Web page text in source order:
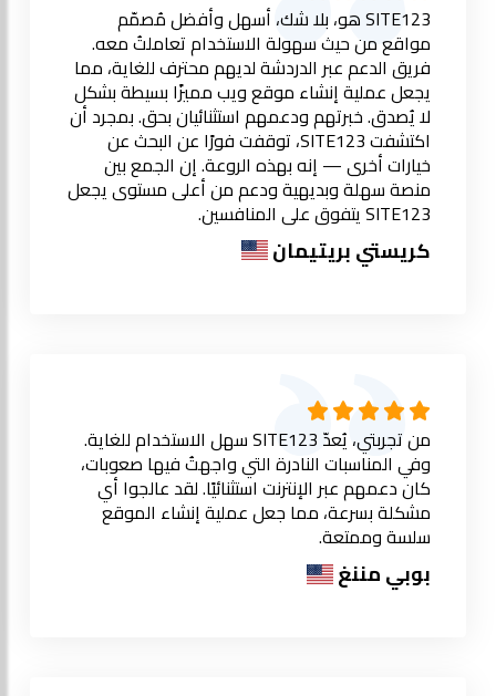
SITE123 هو، بلا شك، أسهل وأفضل مُصمّم
مواقع من حيث سهولة الاستخدام تعاملتُ معه.
فريق الدعم عبر الدردشة لديهم محترف للغاية، مما
يجعل عملية إنشاء موقع ويب مميزًا بسيطة بشكل
لا يُصدق. خبرتهم ودعمهم استثنائيان بحق. بمجرد أن
اكتشفت SITE123، توقفت فورًا عن البحث عن
خيارات أخرى — إنه بهذه الروعة. إن الجمع بين
منصة سهلة وبديهية ودعم من أعلى مستوى يجعل
SITE123 يتفوق على المنافسين.
كريستي بريتيمان
من تجربتي، يُعدّ SITE123 سهل الاستخدام للغاية.
وفي المناسبات النادرة التي واجهتُ فيها صعوبات،
كان دعمهم عبر الإنترنت استثنائيًا. لقد عالجوا أي
مشكلة بسرعة، مما جعل عملية إنشاء الموقع
سلسة وممتعة.
بوبي مننغ